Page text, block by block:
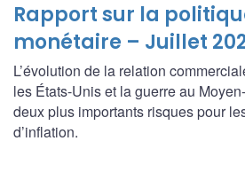
Rapport sur la
monétaire – Juillet
L’évolution de la relation
les États-Unis et la guerre au
deux plus importants risques pour
d’inflation.